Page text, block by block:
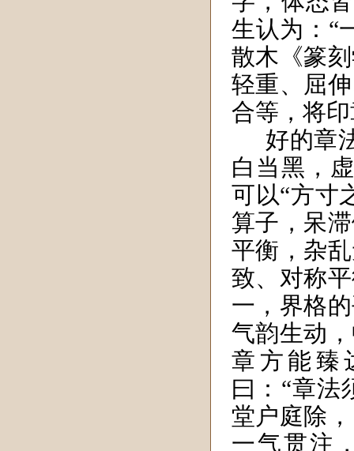
生认为：“
散木《篆
轻重、屈
合等，将
好的章
白当黑，
可以“方寸
算子，呆
平衡，杂
致、对称
一，界格
气韵生动
章方能臻
曰：“章法
堂户庭除
一气贯注